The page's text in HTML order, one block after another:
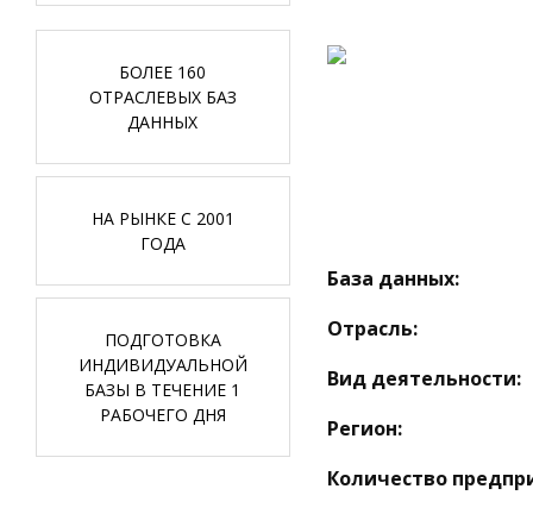
БОЛЕЕ 160
ОТРАСЛЕВЫХ БАЗ
ДАННЫХ
НА РЫНКЕ С 2001
ГОДА
ПОДГОТОВКА
ИНДИВИДУАЛЬНОЙ
БАЗЫ В ТЕЧЕНИЕ 1
РАБОЧЕГО ДНЯ
База данных:
Отрасль:
Вид деятельности:
Регион:
Количество